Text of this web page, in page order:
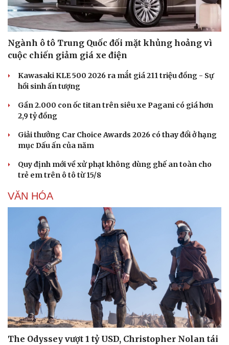
Văn hóa
Sân khấu - Điện ảnh
Văn học
Di sản
Giải trí
Nghệ sĩ
Thời trang
Ngành ô tô Trung Quốc đối mặt khủng hoảng vì
cuộc chiến giảm giá xe điện
Kawasaki KLE 500 2026 ra mắt giá 211 triệu đồng - Sự
hồi sinh ấn tượng
Gần 2.000 con ốc titan trên siêu xe Pagani có giá hơn
2,9 tỷ đồng
Giải thưởng Car Choice Awards 2026 có thay đổi ở hạng
mục Dấu ấn của năm
Quy định mới về xử phạt không dùng ghế an toàn cho
trẻ em trên ô tô từ 15/8
VĂN HÓA
The Odyssey vượt 1 tỷ USD, Christopher Nolan tái